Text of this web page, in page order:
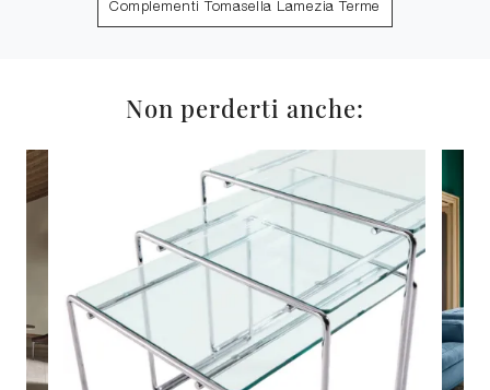
Complementi Tomasella Lamezia Terme
Non perderti anche: